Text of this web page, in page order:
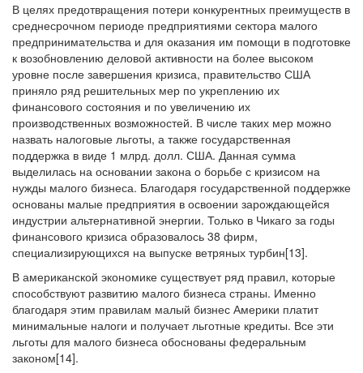
В целях предотвращения потери конкурентных преимуществ в
среднесрочном периоде предприятиями сектора малого
предпринимательства и для оказания им помощи в подготовке
к возобновлению деловой активности на более высоком
уровне после завершения кризиса, правительство США
приняло ряд решительных мер по укреплению их
финансового состояния и по увеличению их
производственных возможностей. В числе таких мер можно
назвать налоговые льготы, а также государственная
поддержка в виде 1 млрд. долл. США. Данная сумма
выделилась на основании закона о борьбе с кризисом на
нужды малого бизнеса. Благодаря государственной поддержке
основаны малые предприятия в освоении зарождающейся
индустрии альтернативной энергии. Только в Чикаго за годы
финансового кризиса образовалось 38 фирм,
специализирующихся на выпуске ветряных турбин[13].
В американской экономике существует ряд правил, которые
способствуют развитию малого бизнеса страны. Именно
благодаря этим правилам малый бизнес Америки платит
минимальные налоги и получает льготные кредиты. Все эти
льготы для малого бизнеса обоснованы федеральным
законом[14].